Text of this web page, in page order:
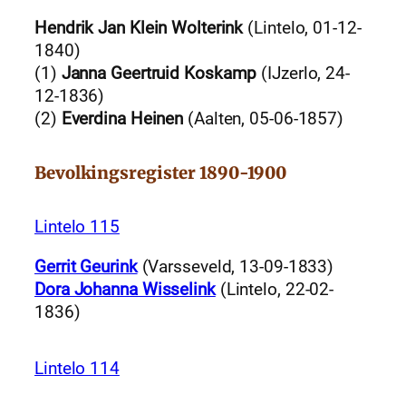
Hendrik Jan Klein Wolterink(Lintelo, 01-12-
1840)
(1) Janna Geertruid Koskamp (IJzerlo, 24-
12-1836)
(2) Everdina Heinen (Aalten, 05-06-1857)
Bevolkingsregister 1890-1900
Lintelo 115
Gerrit Geurink(Varsseveld, 13-09-1833)
Dora Johanna Wisselink(Lintelo, 22-02-
1836)
Lintelo 114